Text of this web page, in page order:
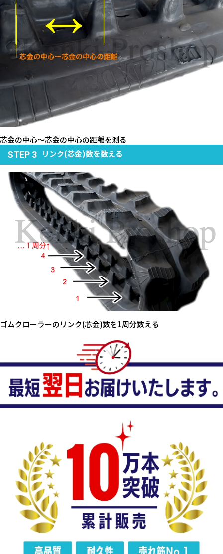
芯金の中心～芯金の中心の距離を測る
STEP 3
リンク(芯金)数を数える
ゴムクローラーのリンク(芯金)数を1周分数える